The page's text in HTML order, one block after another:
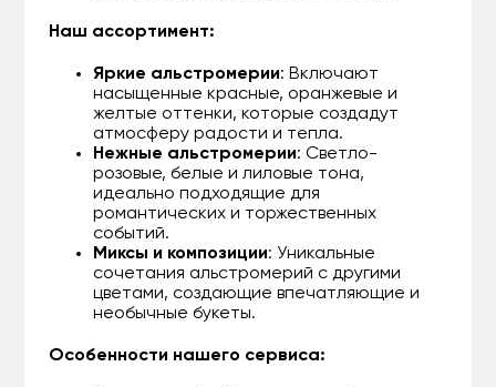
Наш ассортимент:
Яркие альстромерии: Включают
насыщенные красные, оранжевые и
желтые оттенки, которые создадут
атмосферу радости и тепла.
Нежные альстромерии: Светло-
розовые, белые и лиловые тона,
идеально подходящие для
романтических и торжественных
событий.
Миксы и композиции: Уникальные
сочетания альстромерий с другими
цветами, создающие впечатляющие и
необычные букеты.
Особенности нашего сервиса: